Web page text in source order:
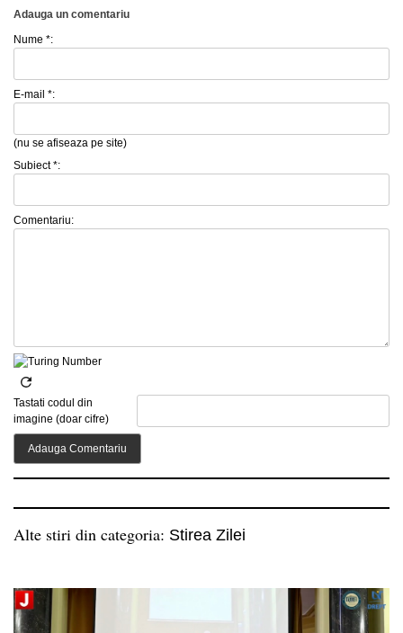
Adauga un comentariu
Nume *:
E-mail *:
(nu se afiseaza pe site)
Subiect *:
Comentariu:
Tastati codul din
imagine (doar cifre)
Alte stiri din categoria: Stirea Zilei